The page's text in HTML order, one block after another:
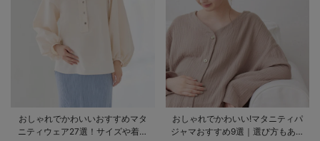
おしゃれでかわいいおすすめマタ
ニティウェア27選！サイズや着る
おしゃれでかわいい!マタニティパ
ジャマおすすめ9選｜選び方もあわ